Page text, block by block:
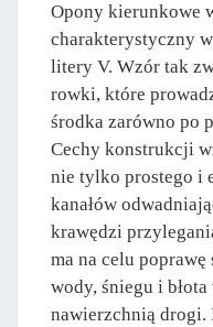
Opony kierunkowe
charakterystyczny
litery V. Wzór tak
rowki, które
środka zarówno po
Cechy konstrukcji
nie tylko prostego i
kanałów
krawędzi
ma na celu
wody, śniegu i
nawierzchnią drogi.